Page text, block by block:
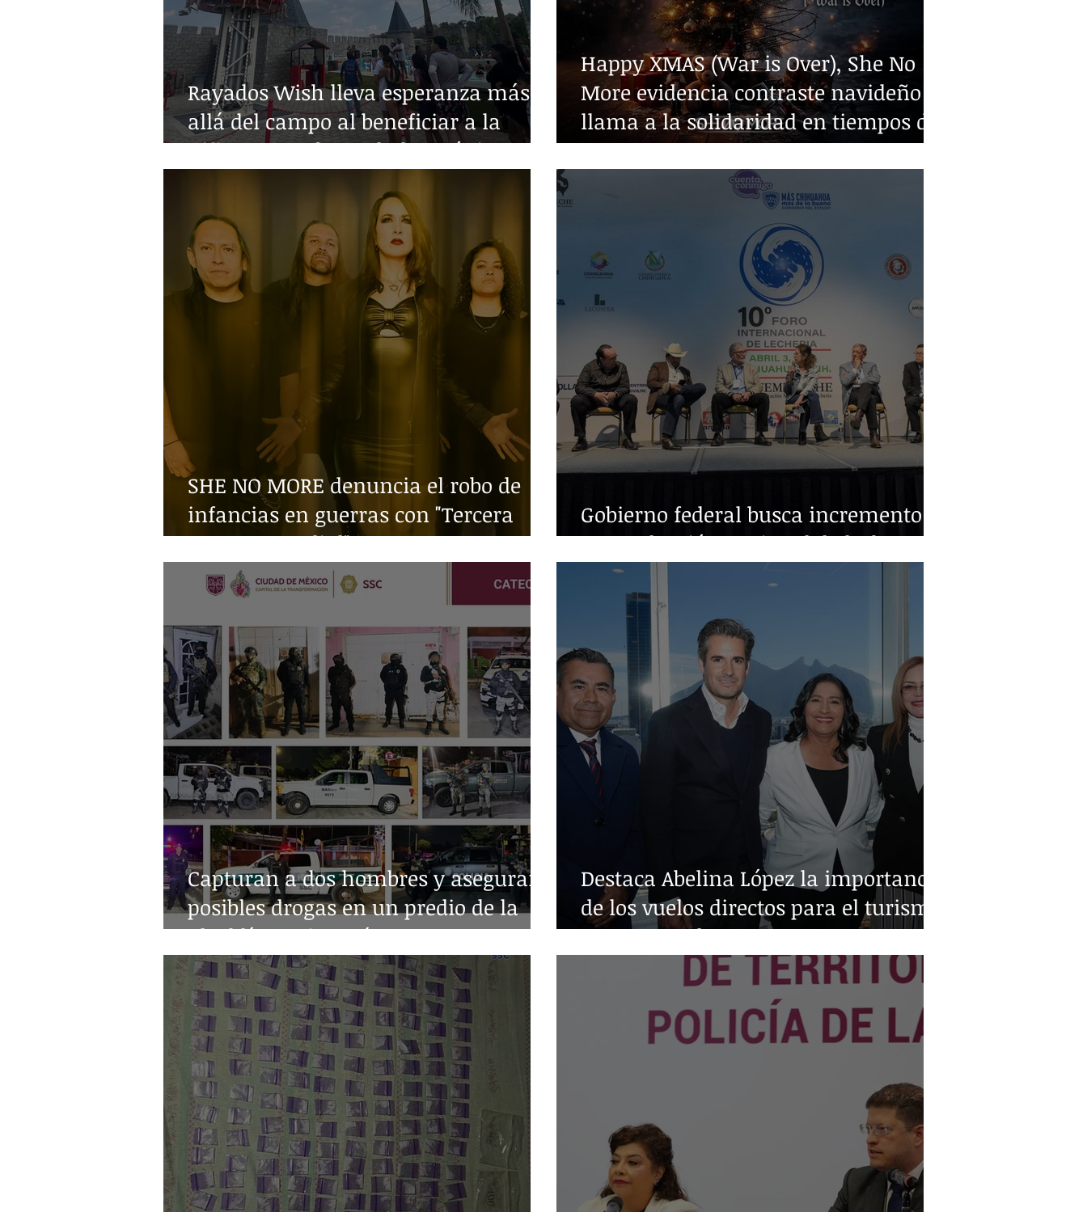
Rayados Wish lleva esperanza más
allá del campo al beneficiar a la
niñez con enfermedades crónicas
Happy XMAS (War is Over), She No
More evidencia contraste navideño y
llama a la solidaridad en tiempos de
guerra
SHE NO MORE denuncia el robo de
infancias en guerras con "Tercera
Guerra Mundial"
Gobierno federal busca incremento
en producción nacional de leche
Capturan a dos hombres y aseguran
posibles drogas en un predio de la
alcaldía Benito Juárez
Destaca Abelina López la importancia
de los vuelos directos para el turismo
entre Acapulco y Monterrey